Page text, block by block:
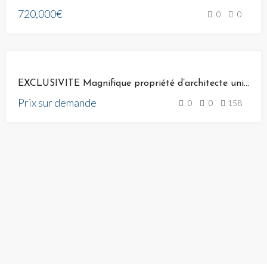
720,000€ 0 0
EXCLUSIVITE Magnifique propriété d’architecte unique à Bonifacio sur Golf de Spérone Corse
Prix sur demande 0 0 158